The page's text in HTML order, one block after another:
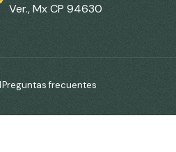
Ver., Mx CP 94630
Preguntas frecuentes